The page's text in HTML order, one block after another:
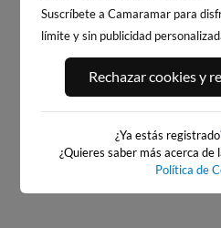
PORT ANDRATX
102km · Andratx
Suscríbete a Camaramar para
límite y sin publicidad
Rechazar cookies y
¿Ya estás
¿Quieres saber más acerca de
Política de